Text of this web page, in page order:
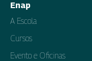
Enap
A Escola
Cursos
Evento e Oficinas